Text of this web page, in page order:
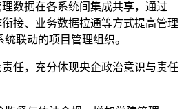
数据在各系统间集成共享，通过
接、业务数据拉通等方式提高管理
联动的项目管理组织。
任，充分体现央企政治意识与责任